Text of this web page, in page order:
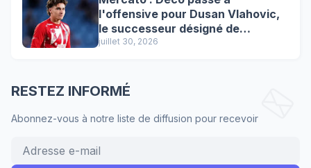
l'offensive pour Dusan Vlahovic,
le successeur désigné de
Lewandowski !
juillet 30, 2026
RESTEZ INFORMÉ
Abonnez-vous à notre liste de diffusion pour recevoir